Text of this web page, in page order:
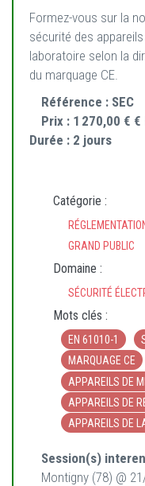
Formez-vous sur la
sécurité des
laboratoire selon la
du marquage CE.
Référence : SEC
Prix : 1 270,00 €
Durée : 2 jours
Catégorie :
GRAND PUBLIC
Domaine :
SÉCURITÉ
Mots clés :
EN 61010-1
MARQUAGE CE
APPAREILS DE
APPAREILS DE
APPAREILS DE
Session(s)
Montigny (78) @